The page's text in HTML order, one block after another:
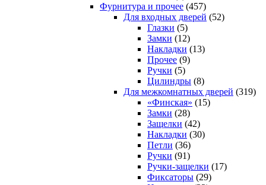
Фурнитура и прочее (457)
Для входных дверей (52)
Глазки (5)
Замки (12)
Накладки (13)
Прочее (9)
Ручки (5)
Цилиндры (8)
Для межкомнатных дверей (319)
«Финская» (15)
Замки (28)
Защелки (42)
Накладки (30)
Петли (36)
Ручки (91)
Ручки-защелки (17)
Фиксаторы (29)